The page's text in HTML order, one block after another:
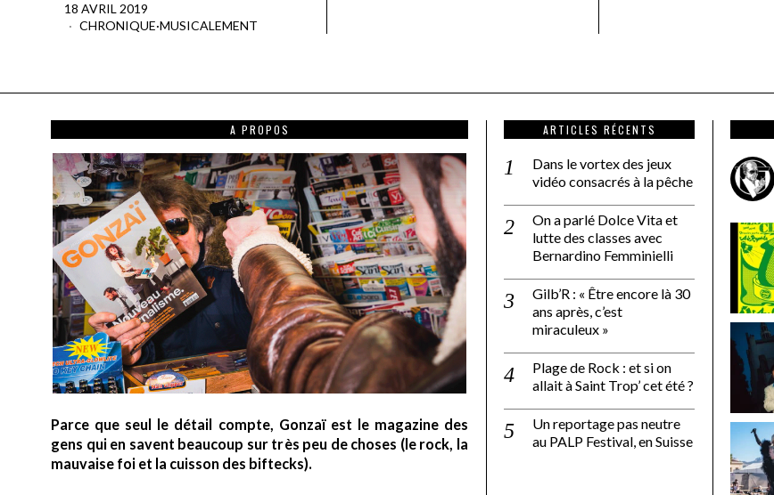
18 AVRIL 2019
CHRONIQUE·MUSICALEMENT
A PROPOS
Parce que seul le détail compte, Gonzaï est le magazine des
gens qui en savent beaucoup sur très peu de choses (le rock, la
mauvaise foi et la cuisson des biftecks).
ARTICLES RÉCENTS
Dans le vortex des jeux
vidéo consacrés à la pêche
On a parlé Dolce Vita et
lutte des classes avec
Bernardino Femminielli
Gilb’R : « Être encore là 30
ans après, c’est
miraculeux »
Plage de Rock : et si on
allait à Saint Trop’ cet été ?
Un reportage pas neutre
au PALP Festival, en Suisse